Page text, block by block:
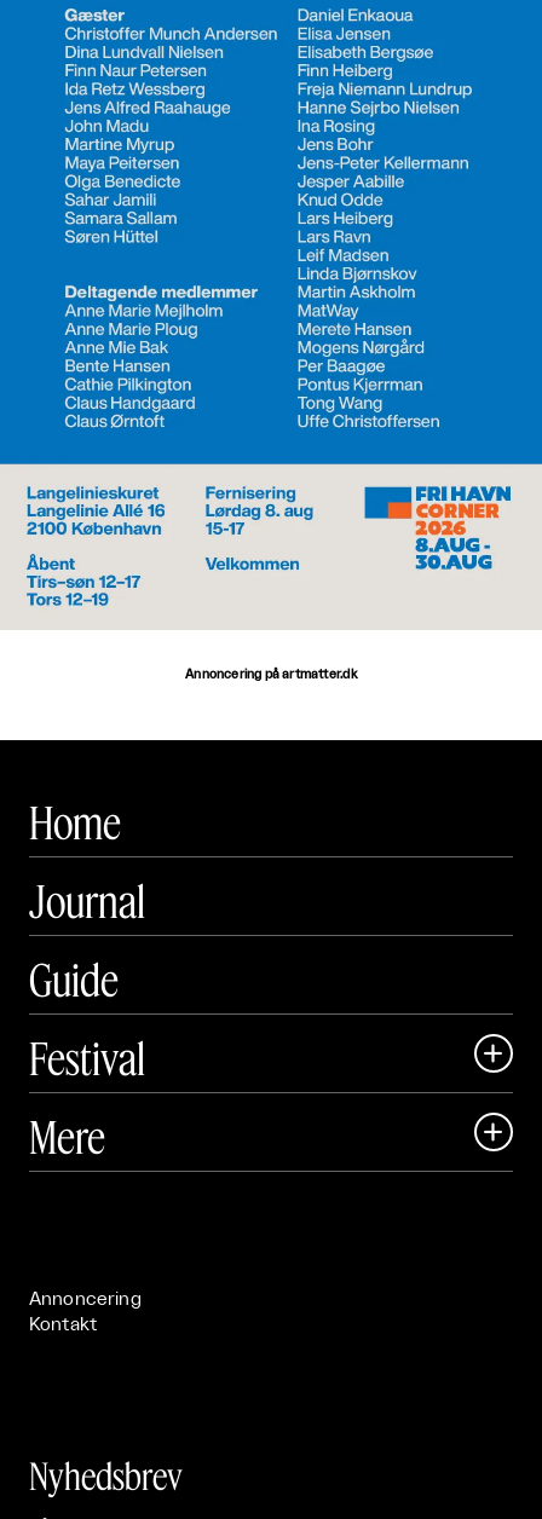
Annoncering på artmatter.dk
Home
Journal
Guide
Festival

 Art Matter Festival
Mere 
Annoncering
Kontakt
Nyhedsbrev